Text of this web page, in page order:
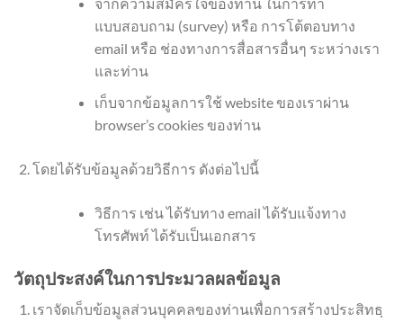
แบบสอบถาม (survey) หรือ การโต้ตอบทาง
email หรือ ช่องทางการสื่อสารอื่นๆ ระหว่างเรา
และท่าน
เก็บจากข้อมูลการใช้ website ของเราผ่าน
browser’s cookies ของท่าน
โดยได้รับข้อมูลด้วยวิธีการ ดังต่อไปนี้
วิธีการ เช่น ได้รับทาง email ได้รับแจ้งทาง
โทรศัพท์ ได้รับเป็นเอกสาร
วัตถุประสงค์ในการประมวลผลข้อมูล
เราจัดเก็บข้อมูลส่วนบุคคลของท่านเพื่อการสร้างประสิทธฺ